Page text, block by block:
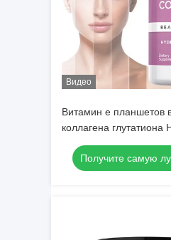
Видео
Витамин e планшетов
коллагена глутатиона
применяет обложку к
таблетки
Получите самую